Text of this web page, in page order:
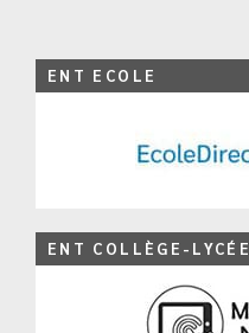
ENT ECOLE
ENT COLLÈGE-LYCÉE